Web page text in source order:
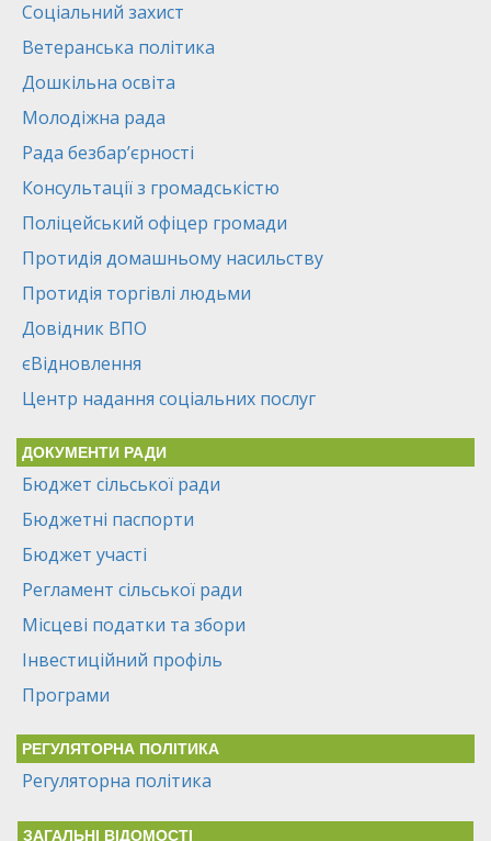
Соціальний захист
Ветеранська політика
Дошкільна освіта
Молодіжна рада
Рада безбар’єрності
Консультації з громадськістю
Поліцейський офіцер громади
Протидія домашньому насильству
Протидія торгівлі людьми
Довідник ВПО
єВідновлення
Центр надання соціальних послуг
ДОКУМЕНТИ РАДИ
Бюджет сільської ради
Бюджетні паспорти
Бюджет участі
Регламент сільської ради
Місцеві податки та збори
Інвестиційний профіль
Програми
РЕГУЛЯТОРНА ПОЛІТИКА
Регуляторна політика
ЗАГАЛЬНІ ВІДОМОСТІ